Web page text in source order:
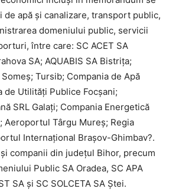
de apă şi canalizare, transport public,
domeniului public, servicii
între care: SC ACET SA
SA; AQUABIS SA Bistriţa;
Tursib; Compania de Apă
de Utilităţi Publice Focşani;
SRL Galaţi; Compania Energetică
Aeroportul Târgu Mureş; Regia
Internaţional Braşov-Ghimbav?.
companii din judeţul Bihor, precum
Public SA Oradea, SC APA
SA şi SC SOLCETA SA Ştei.